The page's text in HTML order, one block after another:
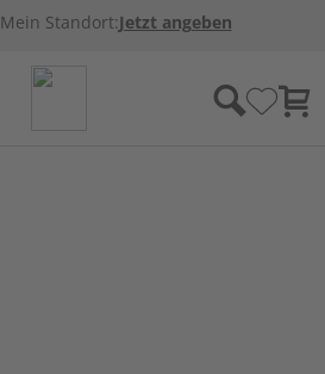
Mein Standort:Jetzt angeben